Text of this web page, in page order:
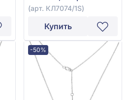
(арт. КЛ7074/1S)
Купить
-50%